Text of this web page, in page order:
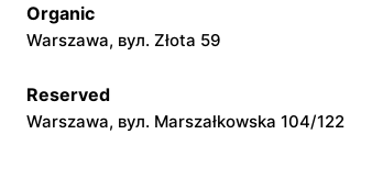
Groszek
Organic
Warszawa, вул. Złota 59
Reserved
Warszawa, вул. Marszałkowska 104/122